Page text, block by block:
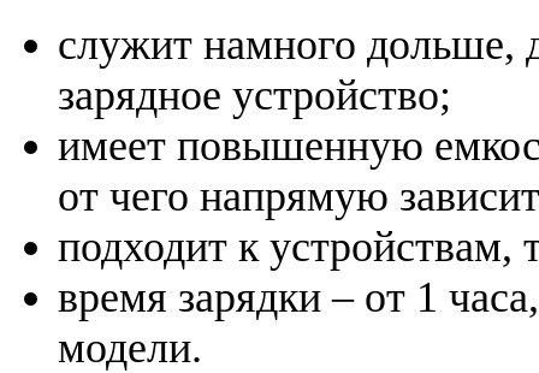
служит намного дольше,
зарядное устройство;
имеет повышенную
от чего напрямую
подходит к
время зарядки – от 1
модели.